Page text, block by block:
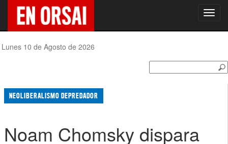
Lunes 10 de Agosto de 2026
NEOLIBERALISMO DEPREDADOR
Noam Chomsky dispara